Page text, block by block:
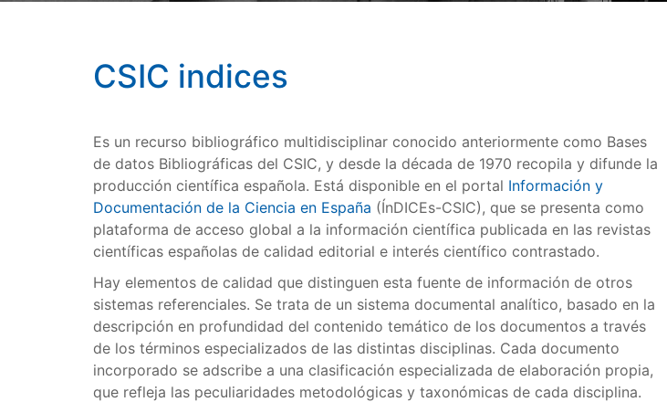
CSIC indices
Es un recurso bibliográfico multidisciplinar conocido anteriormente como Bases
de datos Bibliográficas del CSIC, y desde la década de 1970 recopila y difunde la
producción científica española. Está disponible en el portal Información y
Documentación de la Ciencia en España (ÍnDICEs-CSIC), que se presenta como
plataforma de acceso global a la información científica publicada en las revistas
científicas españolas de calidad editorial e interés científico contrastado.
Hay elementos de calidad que distinguen esta fuente de información de otros
sistemas referenciales. Se trata de un sistema documental analítico, basado en la
descripción en profundidad del contenido temático de los documentos a través
de los términos especializados de las distintas disciplinas. Cada documento
incorporado se adscribe a una clasificación especializada de elaboración propia,
que refleja las peculiaridades metodológicas y taxonómicas de cada disciplina.